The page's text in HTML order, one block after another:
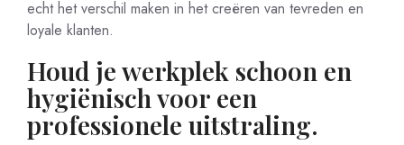
echt het verschil maken in het creëren van tevreden en
loyale klanten.
Houd je werkplek schoon en
hygiënisch voor een
professionele uitstraling.